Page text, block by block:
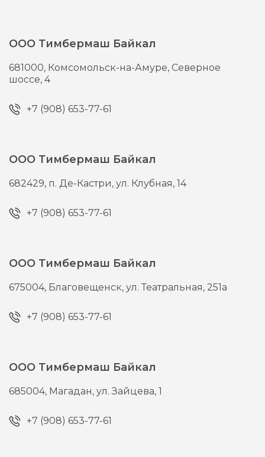
ООО Тимбермаш Байкал
681000, Комсомольск-на-Амуре, Северное
шоссе, 4
+7 (908) 653-77-61
ООО Тимбермаш Байкал
682429, п. Де-Кастри,ул. Клубная, 14
+7 (908) 653-77-61
ООО Тимбермаш Байкал
675004, Благовещенск,ул. Театральная, 251а
+7 (908) 653-77-61
ООО Тимбермаш Байкал
685004, Магадан,ул. Зайцева, 1
+7 (908) 653-77-61